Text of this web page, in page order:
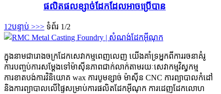
ផលិតផល​ខ្សាច់​ដែក​ដែល​អាច​ប្រើ​បាន​
1 2បន្ទាប់ >>> ទំព័រ 1/2
ក្នុងនាមជារោងចក្រដែកសេវាកម្មពេញលេញ យើងគាំទ្រអ្នកពីការរចនាគំរូ
ការបញ្ចប់ការសម្ដែងទៅម៉ាស៊ីនភាពជាក់លាក់តាមរយៈសេវាកម្មវិស្វកម្ម
ការខាតបង់ការវិនិយោគ wax ការបូមខ្សាច់ ម៉ាស៊ីន CNC ការព្យាបាលកំដៅ
និងការព្យាបាលលើផ្ទៃសម្រាប់ការផលិតដែកអ៊ីណុក ការដេញដែកលោហ